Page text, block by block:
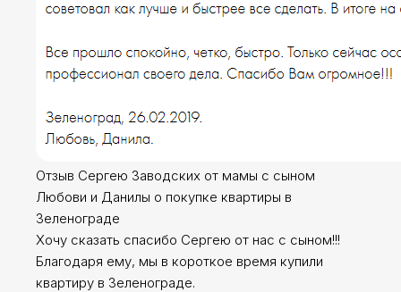
Отзыв Сергею Заводских от мамы с сыном
Любови и Данилы о покупке квартиры в
Зеленограде
Хочу сказать спасибо Сергею от нас с сыном!!!
Благодаря ему, мы в короткое время купили
квартиру в Зеленограде.